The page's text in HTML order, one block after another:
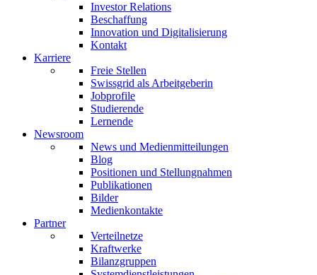
Investor Relations
Beschaffung
Innovation und Digitalisierung
Kontakt
Karriere
Freie Stellen
Swissgrid als Arbeitgeberin
Jobprofile
Studierende
Lernende
Newsroom
News und Medienmitteilungen
Blog
Positionen und Stellungnahmen
Publikationen
Bilder
Medienkontakte
Partner
Verteilnetze
Kraftwerke
Bilanzgruppen